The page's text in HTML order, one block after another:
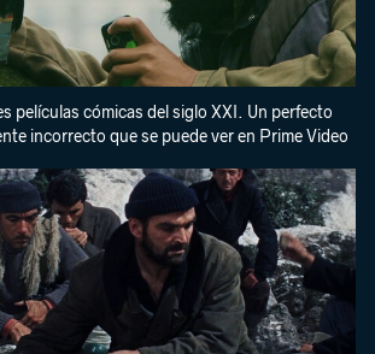
películas cómicas del siglo XXI. Un perfecto
incorrecto que se puede ver en Prime Video